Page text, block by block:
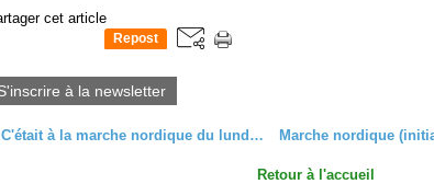
cet article
Repost
à la newsletter
C'était à la marche nordique du lundi 27 janvier 2025
Retour à l'accueil